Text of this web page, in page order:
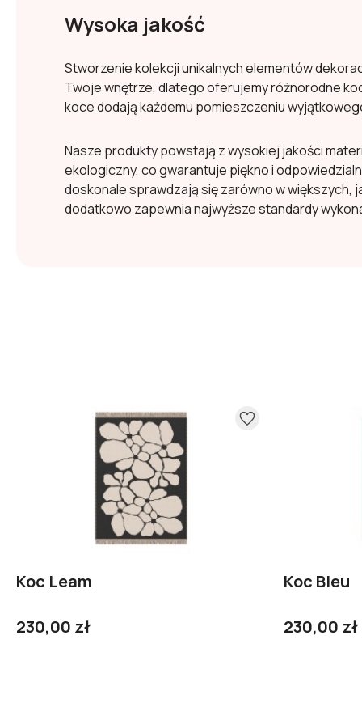
Wysoka jakość
Stworzenie kolekcji unikalnych elementów
Twoje wnętrze, dlatego oferujemy różnorodne
koce dodają każdemu pomieszczeniu
Nasze produkty powstają z wysokiej jakości
ekologiczny, co gwarantuje piękno i
doskonale sprawdzają się zarówno w większych,
dodatkowo zapewnia najwyższe standardy
Koc Leam
230,00 zł
Koc Bleu
230,00 zł